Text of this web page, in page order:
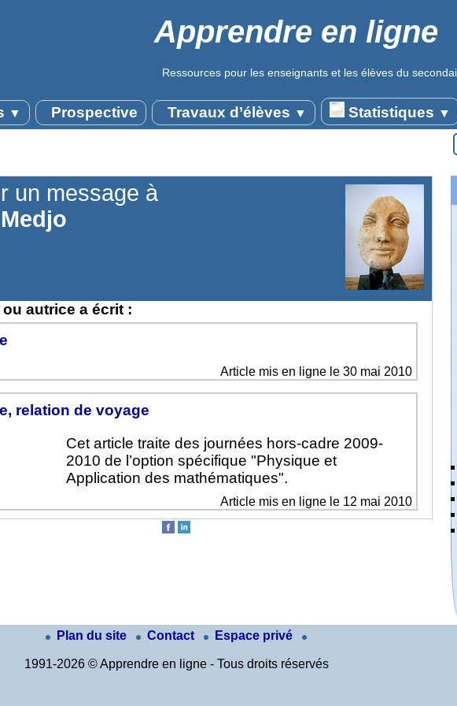
Apprendre en ligne
Ressources pour les enseignants et les élèves du
▼ Prospective Travaux d’élèves ▼ Statistiques ▼
un message à
autrice a écrit :
Article mis en ligne le 30 mai 2010
relation de voyage
Cet article traite des journées hors-cadre 2009-
2010 de l’option spécifique "Physique et
Application des mathématiques".
Article mis en ligne le 12 mai 2010
Plan du site Contact Espace privé
1991-2026 © Apprendre en ligne - Tous droits réservés